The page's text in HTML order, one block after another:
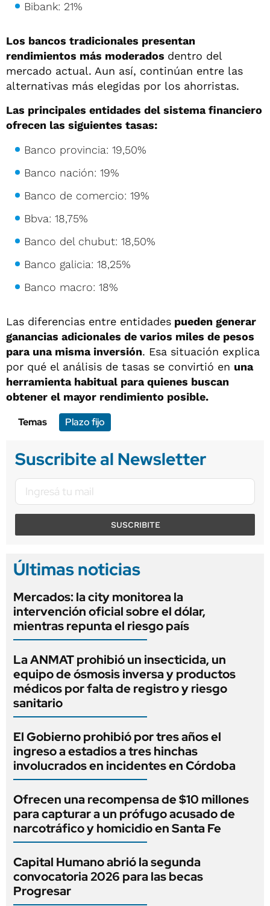
Bibank: 21%
Los bancos tradicionales presentan
rendimientos más moderados dentro del
mercado actual. Aun así, continúan entre las
alternativas más elegidas por los ahorristas.
Las principales entidades del sistema financiero
ofrecen las siguientes tasas:
Banco provincia: 19,50%
Banco nación: 19%
Banco de comercio: 19%
Bbva: 18,75%
Banco del chubut: 18,50%
Banco galicia: 18,25%
Banco macro: 18%
Las diferencias entre entidades pueden generar
ganancias adicionales de varios miles de pesos
para una misma inversión. Esa situación explica
por qué el análisis de tasas se convirtió en una
herramienta habitual para quienes buscan
obtener el mayor rendimiento posible.
Temas
Plazo fijo
Suscribite al Newsletter
SUSCRIBITE
Últimas noticias
Mercados: la city monitorea la
intervención oficial sobre el dólar,
mientras repunta el riesgo país
La ANMAT prohibió un insecticida, un
equipo de ósmosis inversa y productos
médicos por falta de registro y riesgo
sanitario
El Gobierno prohibió por tres años el
ingreso a estadios a tres hinchas
involucrados en incidentes en Córdoba
Ofrecen una recompensa de $10 millones
para capturar a un prófugo acusado de
narcotráfico y homicidio en Santa Fe
Capital Humano abrió la segunda
convocatoria 2026 para las becas
Progresar